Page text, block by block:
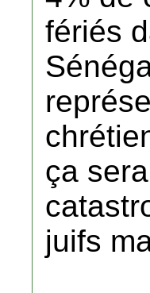
fériés
ça
juifs